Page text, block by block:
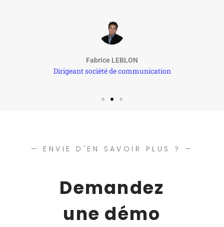
Fabrice LEBLON
Dirigeant société de communication
— ENVIE D'EN SAVOIR PLUS ? —
Demandez
une démo